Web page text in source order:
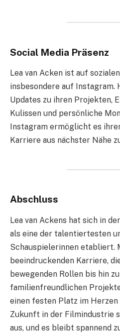
Social Media Präsenz
Lea van Acken ist auf sozialen
insbesondere auf
Updates zu ihren Projekten,
Kulissen und persönliche
Instagram ermöglicht es
Karriere aus nächster Nähe
Abschluss
Lea van Ackens hat sich in
als eine der talentiertesten
Schauspielerinnen etabliert.
beeindruckenden Karriere,
bewegenden Rollen bis hin
familienfreundlichen
einen festen Platz im
Zukunft in der Filmindustrie
aus, und es bleibt spannend